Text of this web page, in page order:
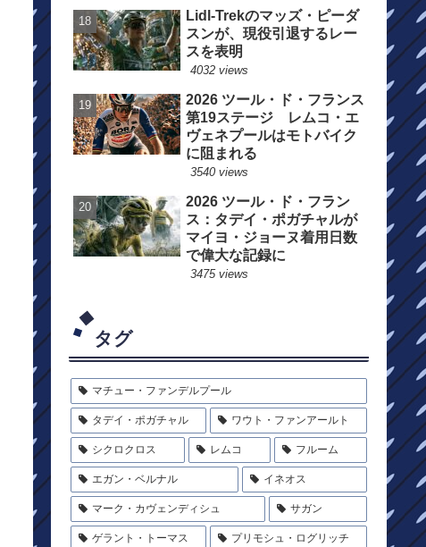
Lidl-Trekのマッズ・ピーダ
スンが、現役引退するレー
スを表明
4032 views
2026 ツール・ド・フランス
第19ステージ レムコ・エ
ヴェネプールはモトバイク
に阻まれる
3540 views
2026 ツール・ド・フラン
ス：タデイ・ポガチャルが
マイヨ・ジョーヌ着用日数
で偉大な記録に
3475 views
タグ
マチュー・ファンデルプール
タデイ・ポガチャル ワウト・ファンアールト
シクロクロス レムコ フルーム
エガン・ベルナル イネオス
マーク・カヴェンディシュ サガン
ゲラント・トーマス プリモシュ・ログリッチ